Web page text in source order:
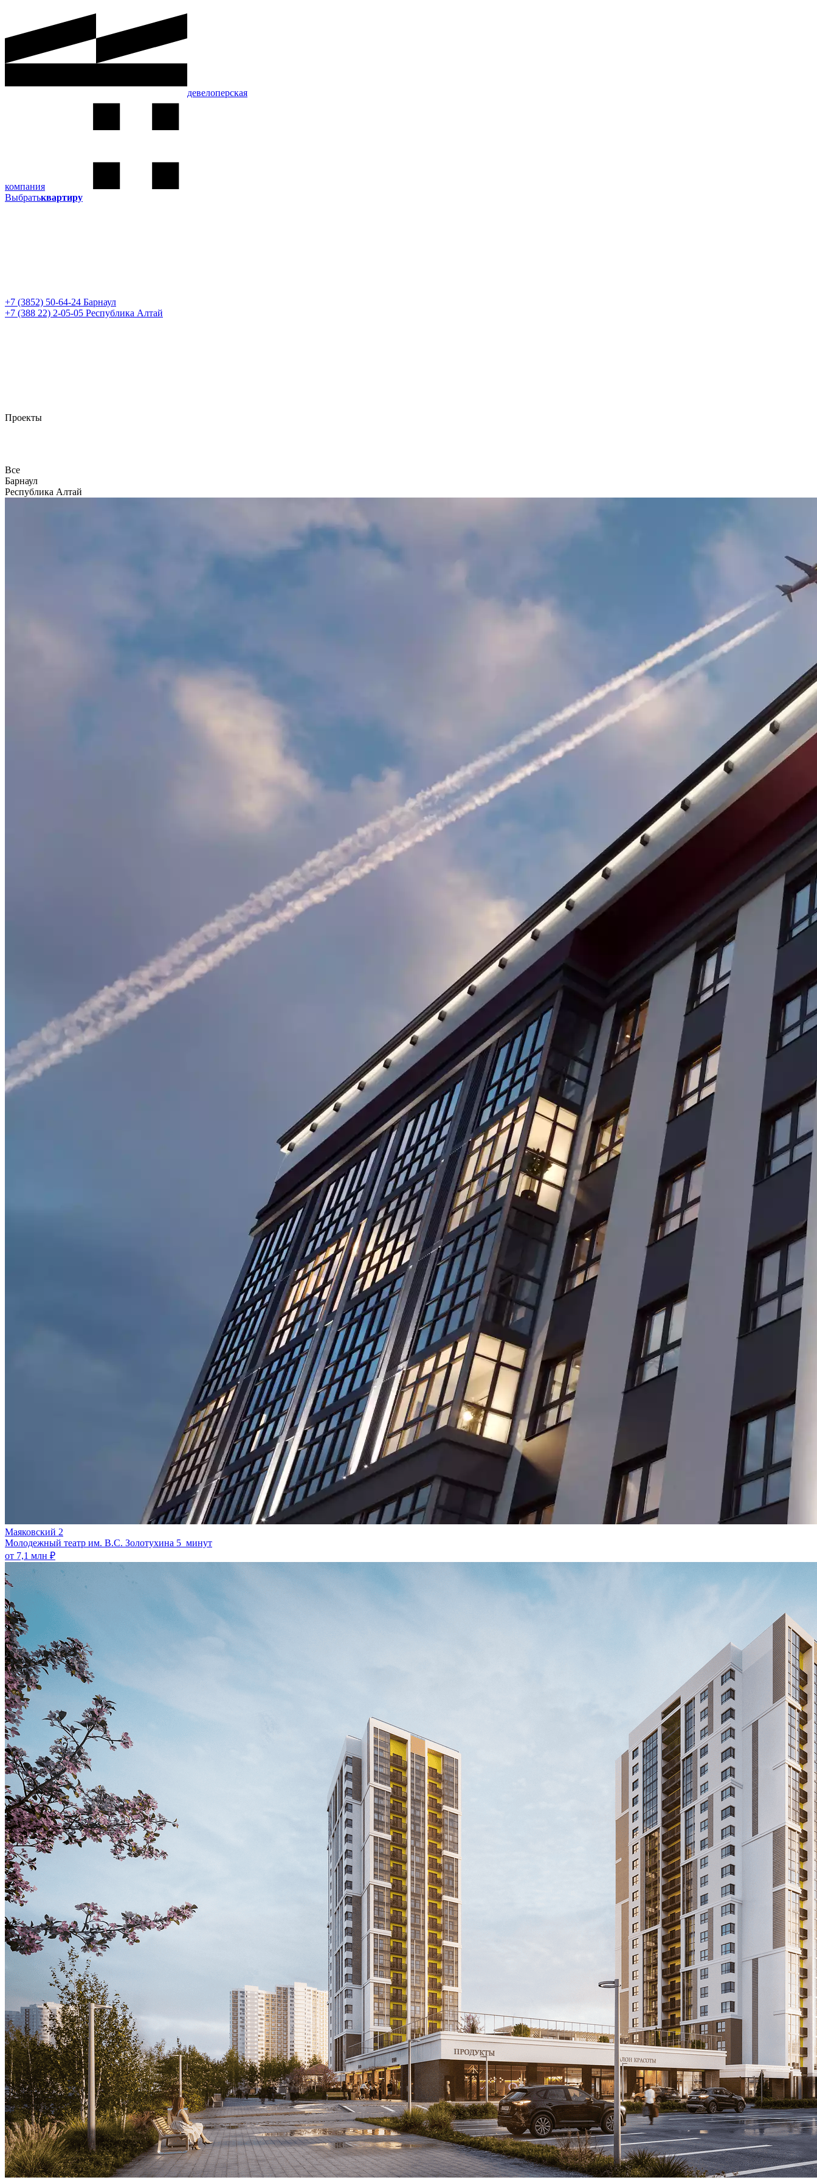
девелоперская
компания
Выбратьквартиру
+7 (3852) 50-64-24 Барнаул
+7 (388 22) 2-05-05 Республика Алтай
Проекты
Все
Барнаул
Республика Алтай
Маяковский 2
Молодежный театр им. В.С. Золотухина 5 минут
от 7,1 млн ₽